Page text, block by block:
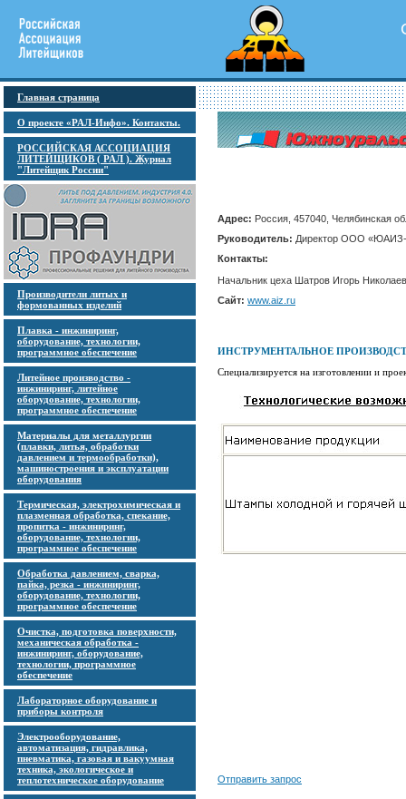
Главная страница
О проекте «РАЛ-Инфо». Контакты.
РОССИЙСКАЯ АССОЦИАЦИЯ
ЛИТЕЙЩИКОВ ( РАЛ ). Журнал
"Литейщик России"
Производители литых и
формованных изделий
Плавка - инжиниринг,
оборудование, технологии,
программное обеспечение
Литейное производство -
инжиниринг, литейное
оборудование, технологии,
программное обеспечение
Материалы для металлургии
(плавки, литья, обработки
давлением и термообработки),
машиностроения и эксплуатации
оборудования
Термическая, электрохимическая и
плазменная обработка, спекание,
пропитка - инжиниринг,
оборудование, технологии,
программное обеспечение
Обработка давлением, сварка,
пайка, резка - инжиниринг,
оборудование, технологии,
программное обеспечение
Очистка, подготовка поверхности,
механическая обработка -
инжиниринг, оборудование,
технологии, программное
обеспечение
Лабораторное оборудование и
приборы контроля
Электрооборудование,
автоматизация, гидравлика,
пневматика, газовая и вакуумная
техника, экологическое и
теплотехническое оборудование
Адрес: Россия, 457040, Челябинская
Руководитель: Директор ООО «ЮАИЗ-
Контакты:
Начальник цеха Шатров Игорь
Сайт: www.aiz.ru
ИНСТРУМЕНТАЛЬНОЕ
Cпециализируется на изготовлении и
Отправить запрос